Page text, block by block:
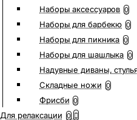
Наборы аксессуаров 0
Наборы для барбекю 0
Наборы для пикника 0
Наборы для шашлыка 0
Надувные диваны,
Складные ножи 0
Фрисби 0
Для релаксации 0